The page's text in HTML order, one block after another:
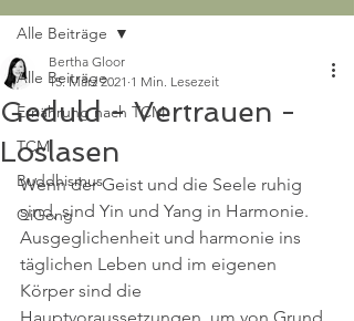
Alle Beiträge
Ernährung nach TCM
TCM
Buddhismus
QiGong
Alle Beiträge
Geduld - Vertrauen -
Loslasen
Bertha Gloor
15. März 2021 1 Min. Lesezeit
Wenn der Geist und die Seele ruhig
sind, sind Yin und Yang in Harmonie.
Ausgeglichenheit und harmonie ins
täglichen Leben und im eigenen
Körper sind die